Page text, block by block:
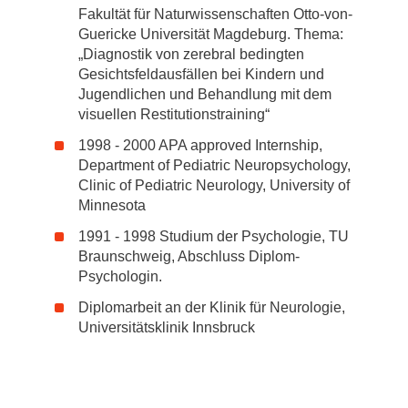
Fakultät für Naturwissenschaften Otto-von-
Guericke Universität Magdeburg. Thema:
„Diagnostik von zerebral bedingten
Gesichtsfeldausfällen bei Kindern und
Jugendlichen und Behandlung mit dem
visuellen Restitutionstraining“
1998 - 2000 APA approved Internship,
Department of Pediatric Neuropsychology,
Clinic of Pediatric Neurology, University of
Minnesota
1991 - 1998 Studium der Psychologie, TU
Braunschweig, Abschluss Diplom-
Psychologin.
Diplomarbeit an der Klinik für Neurologie,
Universitätsklinik Innsbruck